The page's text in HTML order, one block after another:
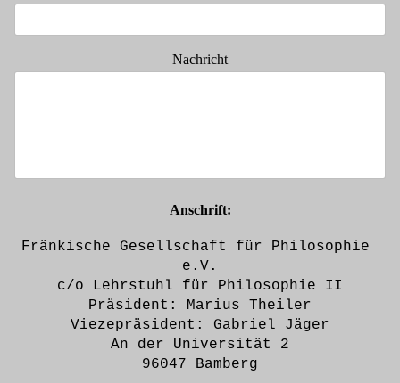
Nachricht
Anschrift:
Fränkische Gesellschaft für Philosophie
e.V.
c/o Lehrstuhl für Philosophie II
Präsident: Marius Theiler
Viezepräsident: Gabriel Jäger
An der Universität 2
96047 Bamberg